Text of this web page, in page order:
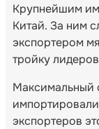
Крупнейшим
Китай. За ним
экспортером
тройку
Максимальный
экспортеров